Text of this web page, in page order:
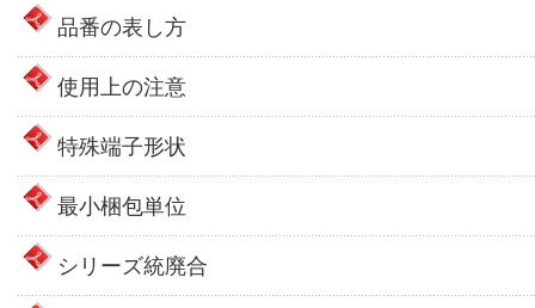
品番の表し方
使用上の注意
特殊端子形状
最小梱包単位
シリーズ統廃合